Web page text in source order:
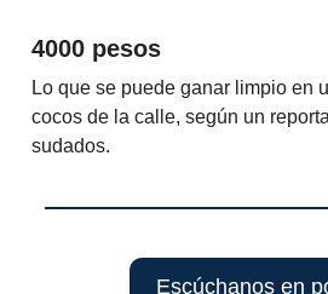
4000 pesos
Lo que se puede ganar limpio en
cocos de la calle, según un
sudados.
Escúchanos en